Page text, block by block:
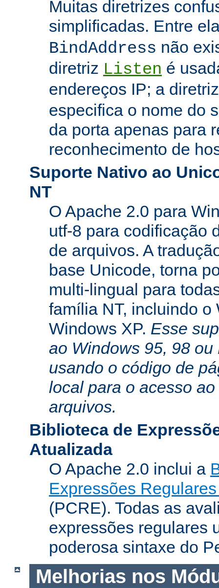
Muitas diretrizes
simplificadas. Entre
BindAddress não
diretriz Listen é
endereços IP; a
especifica o nome do
da porta apenas para
reconhecimento de
Suporte Nativo ao
NT
O Apache 2.0 para
utf-8 para codificação
de arquivos. A
base Unicode, torna
multi-lingual para
família NT, incluindo o
Windows XP. Esse
ao Windows 95, 98
usando o código de
local para o acesso
arquivos.
Biblioteca de
Atualizada
O Apache 2.0 inclui a
Expressões
(PCRE). Todas as
expressões regulares
poderosa sintaxe do
Melhorias nos